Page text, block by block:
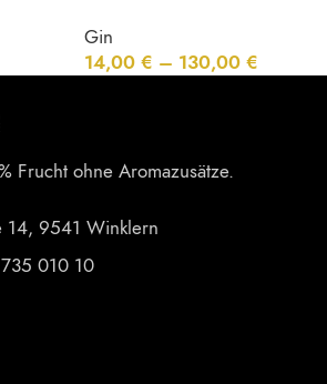
Gin
14,00 € – 130,00 €
Frucht ohne Aromazusätze.
14, 9541 Winklern
010 10